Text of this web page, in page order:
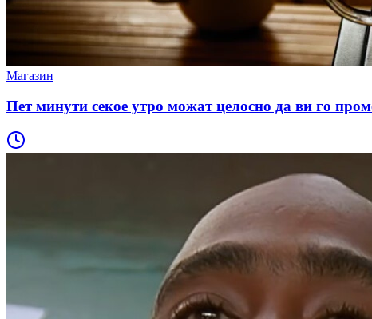
Магазин
Пет минути секое утро можат целосно да ви го